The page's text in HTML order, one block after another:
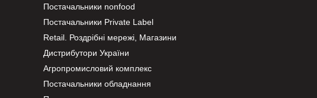
Постачальники nonfood
Постачальники Private Label
Retail. Роздрібні мережі, Магазини
Дистрибутори України
Агропромисловий комплекс
Постачальники обладнання